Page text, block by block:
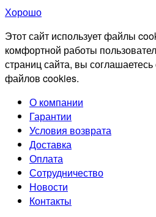
Хорошо
Этот сайт использует файлы
комфортной работы
страниц сайта, вы
файлов cookies.
О компании
Гарантии
Условия возврата
Доставка
Оплата
Сотрудничество
Новости
Контакты